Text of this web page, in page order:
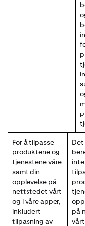
For å tilpasse
produktene og
tjenestene våre
samt din
opplevelse på
nettstedet vårt
og i våre apper,
inkludert
tilpasning av
Det
på
vårt